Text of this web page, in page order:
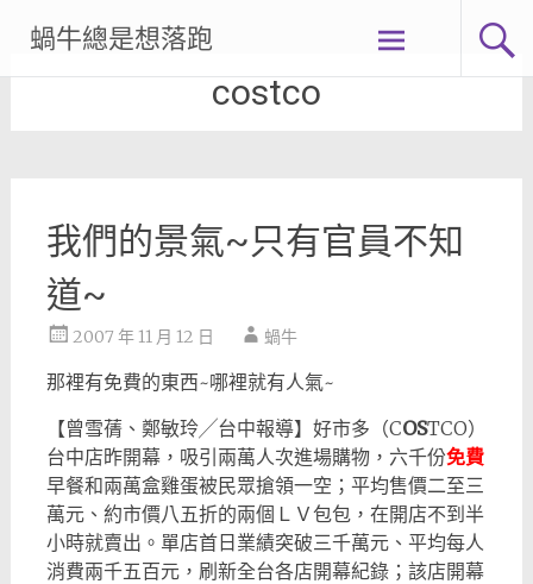
content
蝸牛總是想落跑
costco
我們的景氣~只有官員不知
道~
2007 年 11 月 12 日 蝸牛
那裡有免費的東西~哪裡就有人氣~
【曾雪蒨、鄭敏玲╱台中報導】好市多（COSTCO）
台中店昨開幕，吸引兩萬人次進場購物，六千份免費
早餐和兩萬盒雞蛋被民眾搶領一空；平均售價二至三
萬元、約市價八五折的兩個ＬＶ包包，在開店不到半
小時就賣出。單店首日業績突破三千萬元、平均每人
消費兩千五百元，刷新全台各店開幕紀錄；該店開幕